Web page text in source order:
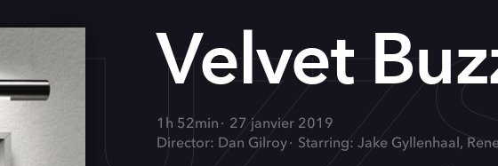
Velvet
1h 52min
27 janvier 2019
Director: Dan Gilroy
Starring: Jake Gyllenhaal,